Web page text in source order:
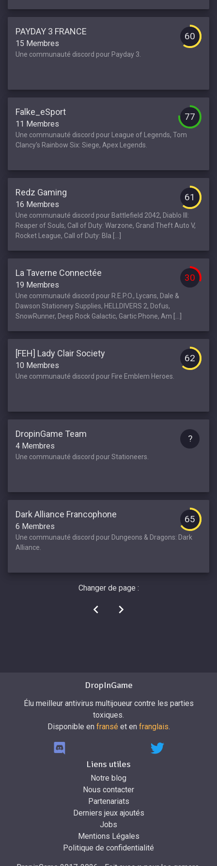
60
PAYDAY 3 FRANCE
15 Membres
Une communauté discord pour Payday 3.
77
Falke_eSport
11 Membres
Une communauté discord pour League of Legends, Tom
Clancy's Rainbow Six: Siege, Apex Legends.
61
Redz Gaming
16 Membres
Une communauté discord pour Battlefield 2042, Diablo III:
Reaper of Souls, Call of Duty: Warzone, Grand Theft Auto V,
Rocket League, Call of Duty: Bla [...]
30
La Taverne Connectée
19 Membres
Une communauté discord pour R.E.P.O., Lycans, Dale &
Dawson Stationery Supplies, HELLDIVERS 2, Dofus,
SnowRunner, Deep Rock Galactic, Gartic Phone, Am [...]
62
[FEH] Lady Clair Society
10 Membres
Une communauté discord pour Fire Emblem Heroes.
?
DropinGame Team
4 Membres
Une communauté discord pour Stationeers.
65
Dark Alliance Francophone
6 Membres
Une communauté discord pour Dungeons & Dragons: Dark
Alliance.
Changer de page :
DropInGame
Élu meilleur antivirus multijoueur contre les parties
toxiques.
Disponible en fransé et en franglais.
Liens utiles
Notre blog
Nous contacter
Partenariats
Derniers jeux ajoutés
Jobs
Mentions Légales
Politique de confidentialité